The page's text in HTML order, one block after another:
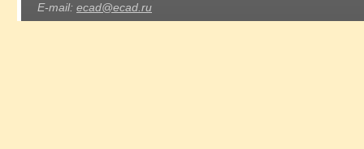
E-mail: ecad@ecad.ru